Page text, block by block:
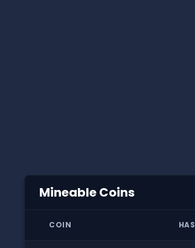
Mineable Coins
COIN